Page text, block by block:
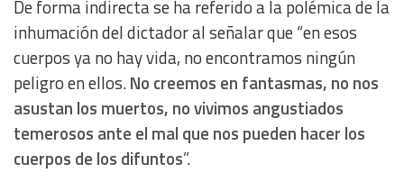
De forma indirecta se ha referido a la polémica de la
inhumación del dictador al señalar que “en esos
cuerpos ya no hay vida, no encontramos ningún
peligro en ellos.No creemos en fantasmas, no nos
asustan los muertos, no vivimos angustiados
temerosos ante el mal que nos pueden hacer los
cuerpos de los difuntos”.